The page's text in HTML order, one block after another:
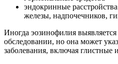
эндокринные
железы, надпочечников,
Иногда эозинофилия
обследовании, но она может
заболевания, включая глистные